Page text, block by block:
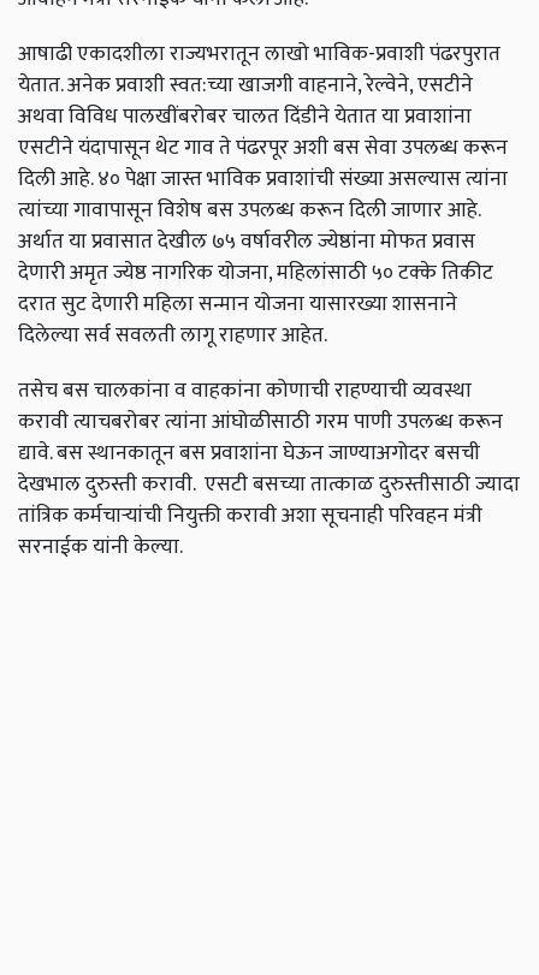
आषाढीएकादशीलाराज्यभरातूनलाखोभाविक-प्रवाशीपंढरपुरात
येतात.अनेकप्रवाशीस्वत:च्याखाजगीवाहनाने,रेल्वेने,एसटीने
अथवाविविधपालखींबरोबरचालतदिंडीनेयेतातयाप्रवाशांना
एसटीनेयंदापासूनथेटगावतेपंढरपूरअशीबससेवाउपलब्धकरून
दिलीआहे.४०पेक्षाजास्तभाविकप्रवाशांचीसंख्याअसल्यासत्यांना
त्यांच्यागावापासूनविशेषबसउपलब्धकरूनदिलीजाणारआहे.
अर्थातयाप्रवासातदेखील७५वर्षावरीलज्येष्ठांनामोफतप्रवास
देणारीअमृतज्येष्ठनागरिकयोजना,महिलांसाठी५०टक्केतिकीट
दरातसुटदेणारीमहिलासन्मानयोजनायासारख्याशासनाने
दिलेल्यासर्वसवलतीलागूराहणारआहेत.
तसेचबसचालकांनाववाहकांनाकोणाचीराहण्याचीव्यवस्था
करावीत्याचबरोबरत्यांनाआंघोळीसाठीगरमपाणीउपलब्धकरून
द्यावे.बसस्थानकातूनबसप्रवाशांनाघेऊनजाण्याअगोदरबसची
देखभालदुरुस्तीकरावी. एसटीबसच्यातात्काळदुरुस्तीसाठीज्यादा
तांत्रिककर्मचाऱ्यांचीनियुक्तीकरावीअशासूचनाहीपरिवहनमंत्री
सरनाईकयांनीकेल्या.